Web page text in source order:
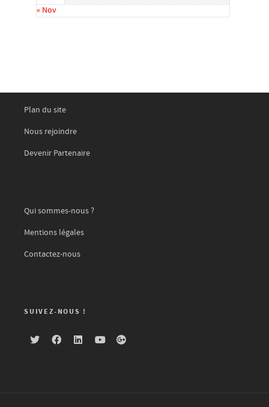
« Nov
Plan du site
Nous rejoindre
Devenir Partenaire
Qui sommes-nous ?
Mentions légales
Contactez-nous
SUIVEZ-NOUS !